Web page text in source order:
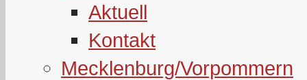
Aktuell
Kontakt
Mecklenburg/Vorpommern